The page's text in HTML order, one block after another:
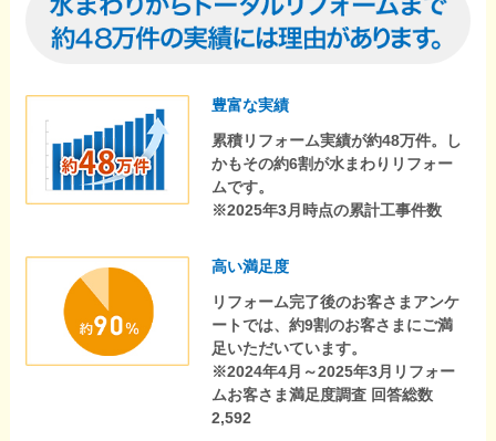
豊富な実績
累積リフォーム実績が約48万件。し
かもその約6割が水まわりリフォー
ムです。
※2025年3月時点の累計工事件数
高い満足度
リフォーム完了後のお客さまアンケ
ートでは、約9割のお客さまにご満
足いただいています。
※2024年4月～2025年3月リフォー
ムお客さま満足度調査 回答総数
2,592